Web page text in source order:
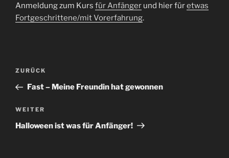
Anmeldung zum Kurs für Anfänger und hier füretwas
Fortgeschrittene/mit Vorerfahrung.
Beitragsnavigation
Vorheriger
Beitrag
ZURÜCK
Fast – Meine Freundin hat gewonnen
Nächster
Beitrag
WEITER
Halloween ist was für Anfänger!